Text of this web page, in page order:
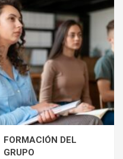
FORMACIÓN DEL
GRUPO